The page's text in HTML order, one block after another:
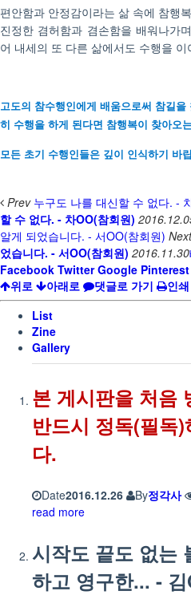
편안함과 안정감이라는 삶 속에 참행
진정한 겸허함과 겸손함을 배워나가
어 내세의 또 다른 삶에서도 수행을
고도의 참수행인에게 배움으로써 참길
히 수행을 하게 된다면 참행복이 찾아오
모든 초기 수행인들은 깊이 인식하기 바
Prev누구도 나를 대신할 수 없다. -
할 수 없다. - 차OO(참회원)
알게 되었습니다. - 서OO(참회원)
었습니다. - 서OO(참회원) 2016.11.30
Facebook Twitter Google Pinterest
위로
아래로 댓글로 가기
인쇄
List
Zine
Gallery
본 게시판을 처음
반드시 정독(필독
다.
Date2016.12.26 By정각사
read more
시작도 끝도 없는
하고 영구한... -